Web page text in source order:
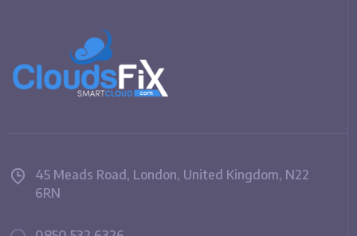
45 Meads Road, London, United Kingdom, N22
6RN